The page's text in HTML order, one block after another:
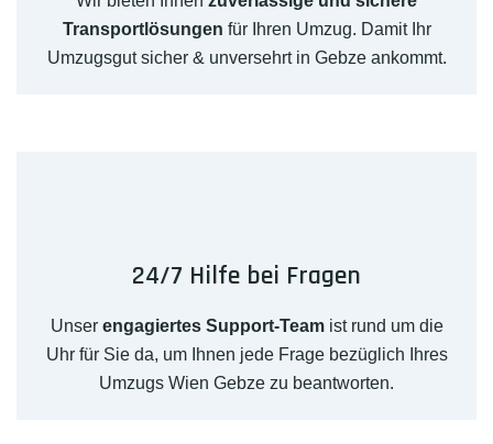
Transportlösungen für Ihren Umzug. Damit Ihr
Umzugsgut sicher & unversehrt in Gebze ankommt.
24/7 Hilfe bei Fragen
Unser engagiertes Support-Teamist rund um die
Uhr für Sie da, um Ihnen jede Frage bezüglich Ihres
Umzugs Wien Gebze zu beantworten.